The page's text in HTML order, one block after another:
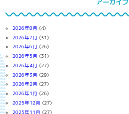
アーカイブ
2026年8月 (4)
2026年7月 (31)
2026年6月 (26)
2026年5月 (31)
2026年4月 (27)
2026年3月 (29)
2026年2月 (27)
2026年1月 (26)
2025年12月 (27)
2025年11月 (27)